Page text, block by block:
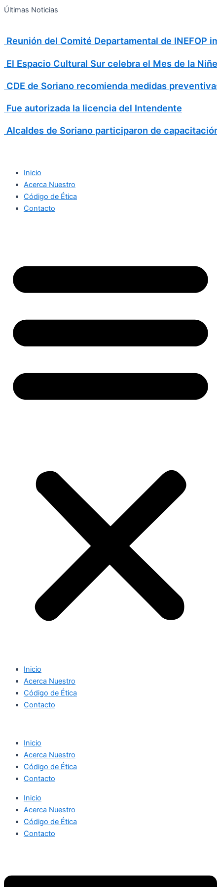
Ir
Últimas Noticias
Reunión del Comité Departamental de INEFOP
El Espacio Cultural Sur celebra el Mes de la
CDE de Soriano recomienda medidas
Fue autorizada la licencia del Intendente
Alcaldes de Soriano participaron de
Inicio
Acerca Nuestro
Código de Ética
Contacto
Inicio
Acerca Nuestro
Código de Ética
Contacto
Inicio
Acerca Nuestro
Código de Ética
Contacto
Inicio
Acerca Nuestro
Código de Ética
Contacto
Search